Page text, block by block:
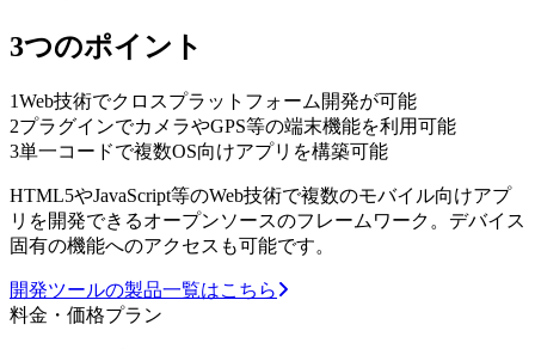
3つのポイント
1Web技術でクロスプラットフォーム開発が可能
2プラグインでカメラやGPS等の端末機能を利用可能
3単一コードで複数OS向けアプリを構築可能
HTML5やJavaScript等のWeb技術で複数のモバイル向けアプ
リを開発できるオープンソースのフレームワーク。デバイス
固有の機能へのアクセスも可能です。
開発ツールの製品一覧はこちら
料金・価格プラン